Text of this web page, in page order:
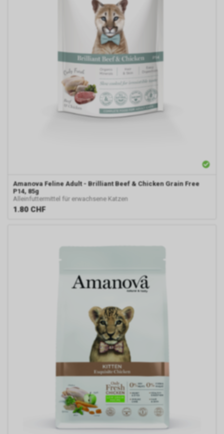
Amanova Feline Adult - Brilliant Beef & Chicken Grain Free
P14, 85g
Alleinfuttermittel für erwachsene Katzen
1.80 CHF